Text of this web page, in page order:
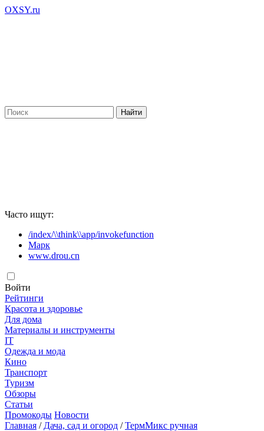
OXSY.ru
Часто ищут:
/index/\\think\\app/invokefunction
Марк
www.drou.cn
Войти
Рейтинги
Красота и здоровье
Для дома
Материалы и инструменты
IT
Одежда и мода
Кино
Транспорт
Туризм
Обзоры
Статьи
Промокоды Новости
Главная / Дача, сад и огород /ТермМикс ручная